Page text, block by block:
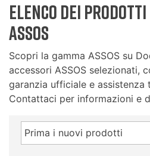
Elenco dei
ASSOS
Scopri la gamma ASSOS su
accessori ASSOS selezionati,
garanzia ufficiale e assistenza
Contattaci per informazioni e
Prima i nuovi prodotti